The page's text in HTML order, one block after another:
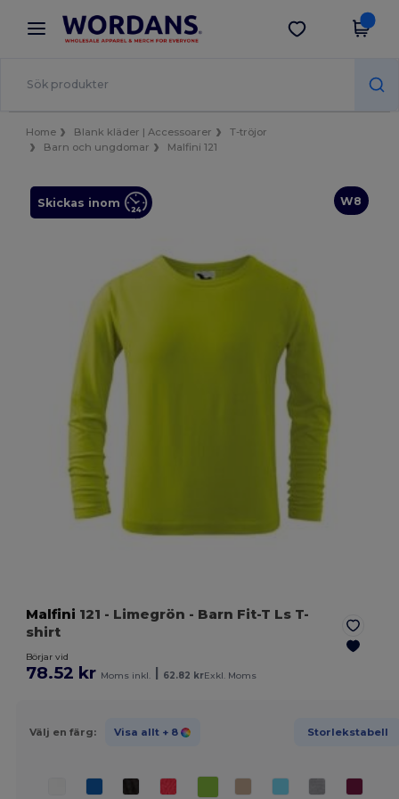
× Wordans-app
Bättre priser i appen!
Hämta app
Home Blank kläder | Accessoarer
T-tröjor
Barn och ungdomar
Malfini 121
W8
Skickas inom
Malfini 121 - Limegrön - Barn Fit-T Ls T-
shirt
Börjar vid
78.52 kr Moms inkl. 62.82 krExkl. Moms
Välj en färg: Visa allt + 8 Storlekstabell